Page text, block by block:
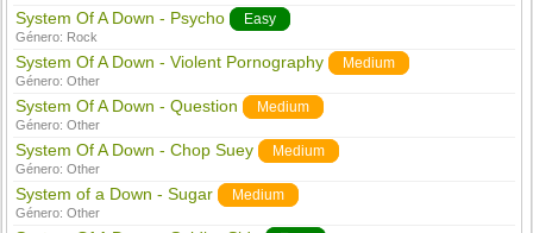
System Of A Down - Psycho Easy
Género: Rock
System Of A Down - Violent Pornography Medium
Género:Other
System Of A Down - Question Medium
Género:Other
System Of A Down - Chop Suey Medium
Género:Other
System of a Down - Sugar Medium
Género:Other